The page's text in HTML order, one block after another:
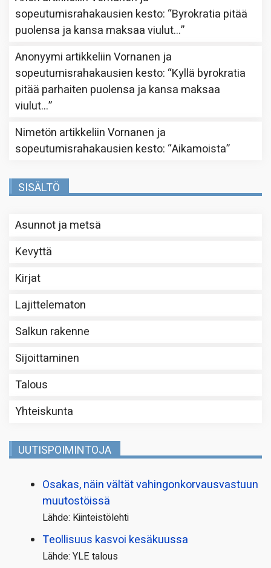
sopeutumisrahakausien kesto: “Byrokratia pitää
puolensa ja kansa maksaa viulut…”
Anonyymi artikkeliinVornanen ja
sopeutumisrahakausien kesto: “Kyllä byrokratia
pitää parhaiten puolensa ja kansa maksaa
viulut…”
Nimetön artikkeliinVornanen ja
sopeutumisrahakausien kesto: “Aikamoista”
SISÄLTÖ
Asunnot ja metsä
Kevyttä
Kirjat
Lajittelematon
Salkun rakenne
Sijoittaminen
Talous
Yhteiskunta
UUTISPOIMINTOJA
Osakas, näin vältät vahingonkorvausvastuun
muutostöissä
Lähde: Kiinteistölehti
Teollisuus kasvoi kesäkuussa
Lähde: YLE talous